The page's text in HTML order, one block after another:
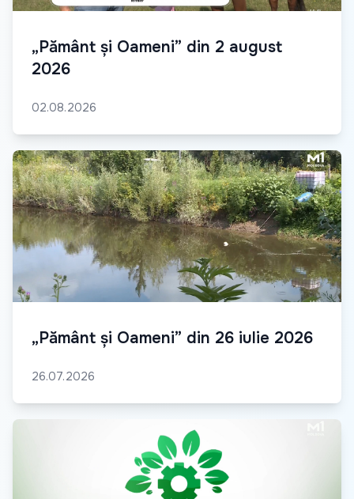
„Pământ și Oameni” din 2 august
2026
02.08.2026
„Pământ și Oameni” din 26 iulie 2026
26.07.2026